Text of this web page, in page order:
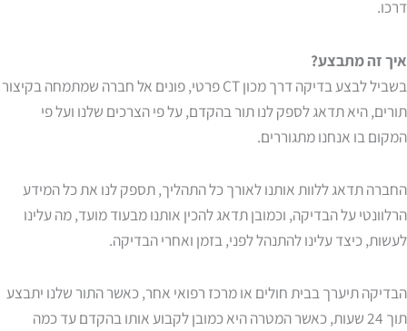
דרכו.
איך זה מתבצע?
בשביל לבצע בדיקה דרך מכון CT פרטי, פונים אל חברה שמתמחה בקיצור
תורים, היא תדאג לספק לנו תור בהקדם, על פי הצרכים שלנו ועל פי
המקום בו אנחנו מתגוררים.
החברה תדאג ללוות אותנו לאורך כל התהליך, תספק לנו את כל המידע
הרלוונטי על הבדיקה, וכמובן תדאג להכין אותנו מבעוד מועד, מה עלינו
לעשות, כיצד עלינו להתנהל לפני, בזמן ואחרי הבדיקה.
הבדיקה תיערך בבית חולים או מרכז רפואי אחר, כאשר התור שלנו יתבצע
תוך 24 שעות, כאשר המטרה היא כמובן לקבוע אותו בהקדם עד כמה